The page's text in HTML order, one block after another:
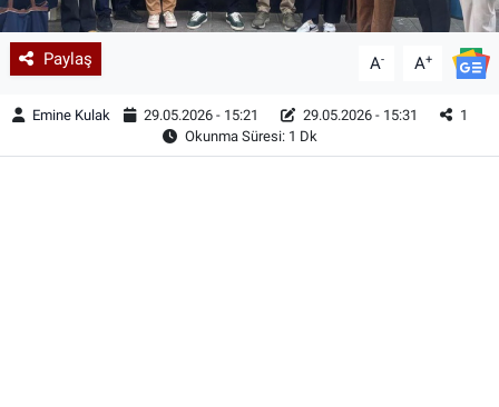
Paylaş A- A+
Emine Kulak 29.05.2026 - 15:21 29.05.2026 - 15:31
1
Okunma Süresi: 1 Dk